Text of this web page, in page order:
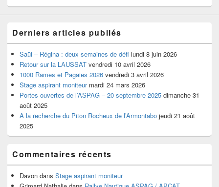
Derniers articles publiés
Saül – Régina : deux semaines de défi lundi 8 juin 2026
Retour sur la LAUSSAT vendredi 10 avril 2026
1000 Rames et Pagaies 2026 vendredi 3 avril 2026
Stage aspirant moniteur mardi 24 mars 2026
Portes ouvertes de l’ASPAG – 20 septembre 2025 dimanche 31
août 2025
A la recherche du Piton Rocheux de l’Armontabo jeudi 21 août
2025
Commentaires récents
Davon dans Stage aspirant moniteur